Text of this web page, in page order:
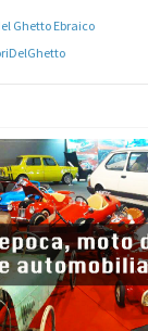
Ghetto Ebraico